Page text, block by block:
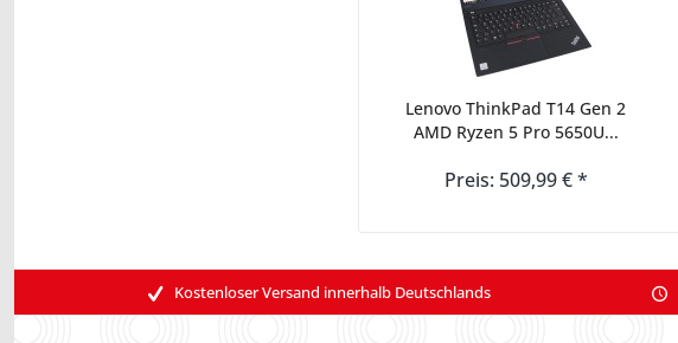
Lenovo ThinkPad T14 Gen 2
AMD Ryzen 5 Pro 5650U...
Preis: 509,99 € *
Kostenloser Versand innerhalb Deutschlands